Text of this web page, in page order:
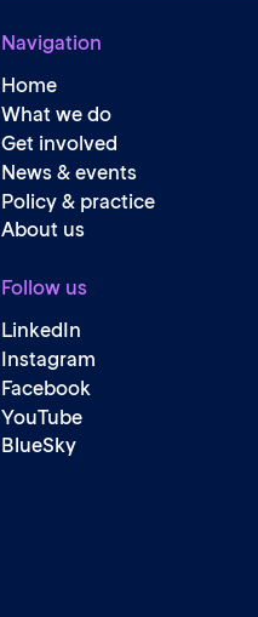
Navigation
Home
What we do
Get involved
News & events
Policy & practice
About us
Follow us
LinkedIn
Instagram
Facebook
YouTube
BlueSky